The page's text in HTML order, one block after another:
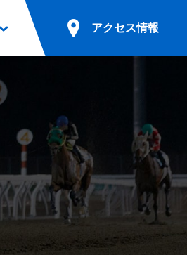
アクセス情報
無料送迎バスでのご来場
公共の交通機関でのご来場